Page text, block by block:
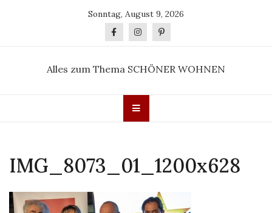
Sonntag, August 9, 2026
Alles zum Thema SCHÖNER WOHNEN
IMG_8073_01_1200x628